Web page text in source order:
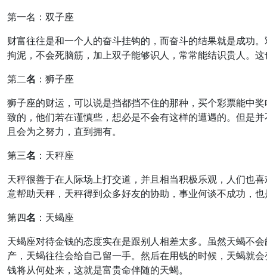
第一名：双子座
财富往往是和一个人的奋斗挂钩的，而奋斗的结果就是成功
拘泥，不会死脑筋，加上双子能够识人，常常能结识贵人。
第二名 ：狮子座
狮子座的财运，可以说是挡都挡不住的那种，买个彩票能中
致的，他们若在谨慎些，想必是不会有这样的遭遇的。但是
且会为之努力，直到拥有。
第三名 ：天秤座
天秤很善于在人际场上打交道，并且相当积极乐观，人们也
意帮助天秤，天秤得到众多好友的协助，事业何谈不成功，
第四名 ：天蝎座
天蝎座对待金钱的态度实在是跟别人相差太多。虽然天蝎不
产，天蝎往往会给自己留一手。然后在用钱的时候，天蝎就
钱将从何处来，这就是富贵命伴随的天蝎。